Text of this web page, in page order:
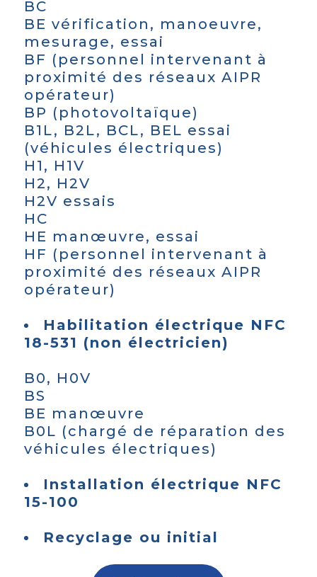
BC
BE vérification, manoeuvre,
mesurage, essai
BF (personnel intervenant à
proximité des réseaux AIPR
opérateur)
BP (photovoltaïque)
B1L, B2L, BCL, BEL essai
(véhicules électriques)
H1, H1V
H2, H2V
H2V essais
HC
HE manœuvre, essai
HF (personnel intervenant à
proximité des réseaux AIPR
opérateur)
Habilitation électrique NFC
18-531 (non électricien)
B0, H0V
BS
BE manœuvre
B0L (chargé de réparation des
véhicules électriques)
Installation électrique NFC
15-100
Recyclage ou initial